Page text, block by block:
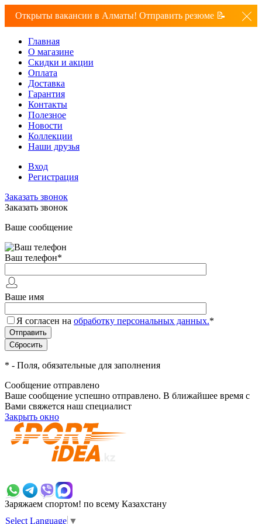
Открыты вакансии в Алматы! Отправить резюме 📝
Главная
О магазине
Скидки и акции
Оплата
Доставка
Гарантия
Контакты
Полезное
Новости
Коллекции
Наши друзья
Вход
Регистрация
Заказать звонок
Заказать звонок
Ваше сообщение
Ваш телефон*
Ваше имя
Я согласен на обработку персональных данных.*
* - Поля, обязательные для заполнения
Сообщение отправлено
Ваше сообщение успешно отправлено. В ближайшее время с
Вами свяжется наш специалист
Закрыть окно
Заряжаем спортом! по всему Казахстану
Select Language ▼